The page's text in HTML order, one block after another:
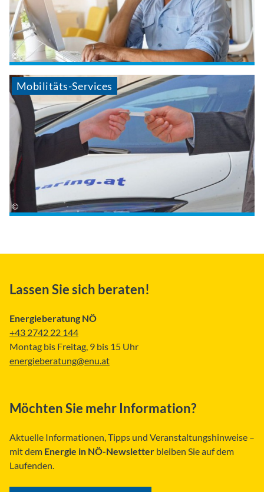
Mobilitäts-Services
Lassen Sie sich beraten!
Energieberatung NÖ
+43 2742 22 144
Montag bis Freitag, 9 bis 15 Uhr
energieberatung@enu.at
Möchten Sie mehr Information?
Aktuelle Informationen, Tipps und Veranstaltungshinweise –
mit dem Energie in NÖ-Newsletter bleiben Sie auf dem
Laufenden.